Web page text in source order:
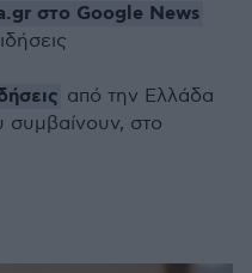
στο Google News
από την Ελλάδα
συμβαίνουν, στο